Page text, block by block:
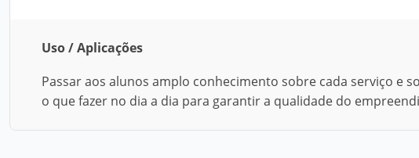
Uso / Aplicações
Passar aos alunos amplo conhecimento sobre cada serviço e
o que fazer no dia a dia para garantir a qualidade do